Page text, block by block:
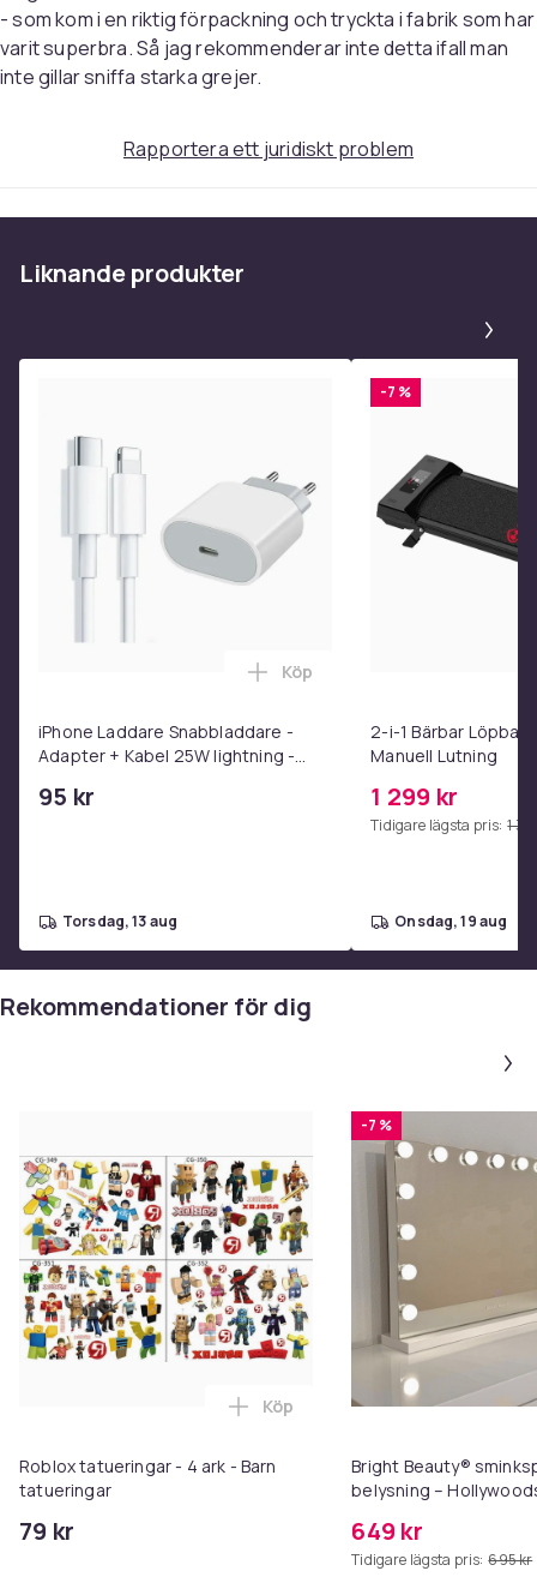
Material: Premium textil med halkfri gummibotten
Design:Slitstark med skyddande svart stickad kant
Användning:Perfekt för gaming, arbete och kreativt
skapande
Vikt, gram
Artikel.nr.
Produktsäkerhetsinformation
- som kom i en riktig förpackning och tryckta i fabrik som har
varit superbra. Så jag rekommenderar inte detta ifall man
inte gillar sniffa starka grejer.
Rapportera ett juridiskt problem
Liknande produkter
iPhone Laddare Snabbladdare -
Adapter + Kabel 25W lightning -
95 kr
Lägg till iPhone Laddare
Köp
torsdag, 13 aug
-7 %
2-i-1 Bärbar
Manuell Lutning
1 299 kr
Tidigare lägsta pris: 1
onsdag, 19 aug
Rekommendationer för dig
Roblox tatueringar - 4 ark - Barn
tatueringar
79 kr
Lägg till Roblox tatueringar - 4
Köp
-7 %
Bright Beauty®
belysning –
ljusfärger – Dimbar –
USB-laddningsport –
649 kr
Tidigare lägsta pris: 695 kr